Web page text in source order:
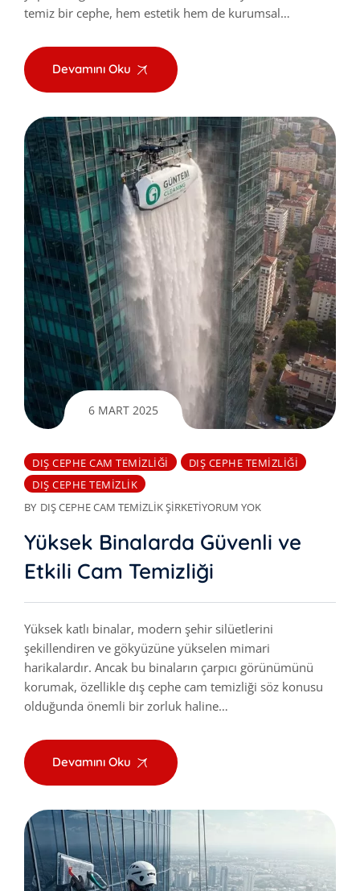
temiz bir cephe, hem estetik hem de kurumsal…
Devamını Oku
6 MART 2025
DIŞ CEPHE CAM TEMIZLIĞI
DIŞ CEPHE TEMIZLIĞI
DIŞ CEPHE TEMIZLIK
BY DIŞ CEPHE CAM TEMIZLIK ŞIRKETIYORUM YOK
Yüksek Binalarda Güvenli ve
Etkili Cam Temizliği
Yüksek katlı binalar, modern şehir silüetlerini
şekillendiren ve gökyüzüne yükselen mimari
harikalardır. Ancak bu binaların çarpıcı görünümünü
korumak, özellikle dış cephe cam temizliği söz konusu
olduğunda önemli bir zorluk haline…
Devamını Oku